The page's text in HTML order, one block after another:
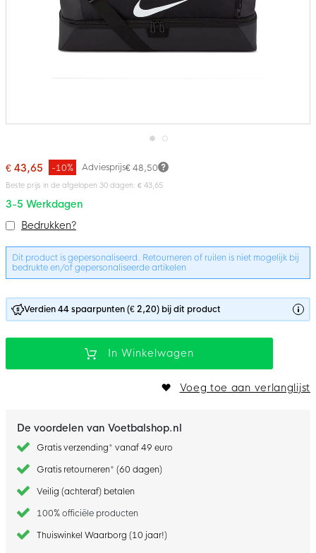
naar
begin
van
de
afbeeldingen-
gallerij
€ 43,65 Adviesprijs€ 48,50
-10%
Beste prijs in de afgelopen 30 dagen: € 43,65
3-5 Werkdagen
Bundelopties
Bedrukken?
Dit product is gepersonaliseerd. Retourneren of ruilen is niet mogelijk bij
bedrukte en/of gepersonaliseerde artikelen
Verdien 44 spaarpunten (€ 2,20) bij dit product
In Winkelwagen
Voeg toe aan verlanglijst
De voordelen van Voetbalshop.nl
Gratis verzending* vanaf 49 euro
Gratis retourneren* (60 dagen)
Veilig (achteraf) betalen
100% officiële producten
Thuiswinkel Waarborg (10 jaar!)